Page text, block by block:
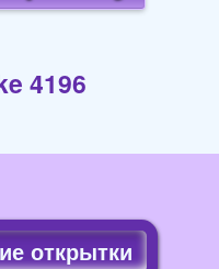
4196
открытки